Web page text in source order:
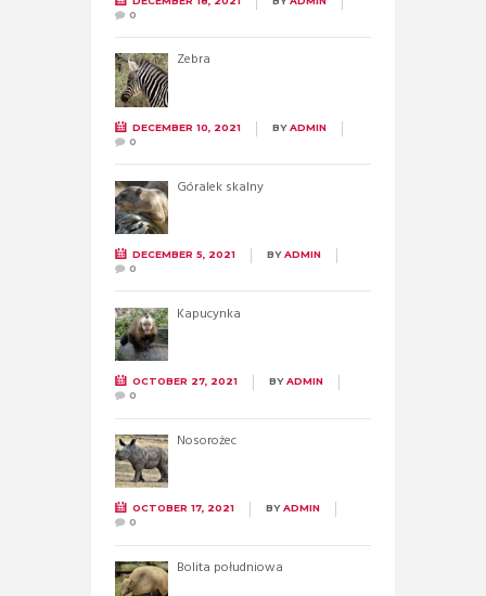
0
Zebra
DECEMBER 10, 2021 BYADMIN
0
Góralek skalny
DECEMBER 5, 2021 BYADMIN
0
Kapucynka
OCTOBER 27, 2021 BYADMIN
0
Nosorożec
OCTOBER 17, 2021 BYADMIN
0
Bolita południowa